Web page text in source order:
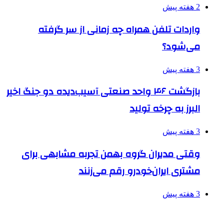
2 هفته پیش
واردات تلفن همراه چه زمانی از سر گرفته
می‌شود؟
3 هفته پیش
بازگشت ۴۶ واحد صنعتی آسیب‌دیده دو جنگ اخیر
البرز به چرخه تولید
3 هفته پیش
وقتی مدیران گروه بهمن تجربه مشابهی برای
مشتری ایران‌خودرو رقم می‌زنند
3 هفته پیش